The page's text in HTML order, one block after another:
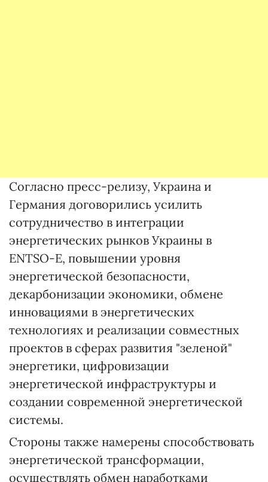
Согласно пресс-релизу, Украина и
Германия договорились усилить
сотрудничество в интеграции
энергетических рынков Украины в
ЕNTSO-E, повышении уровня
энергетической безопасности,
декарбонизации экономики, обмене
инновациями в энергетических
технологиях и реализации совместных
проектов в сферах развития "зеленой"
энергетики, цифровизации
энергетической инфраструктуры и
создании современной энергетической
системы.
Стороны также намерены способствовать
энергетической трансформации,
осуществлять обмен наработками